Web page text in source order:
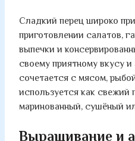
Сладкий перец широко
приготовлении салатов,
выпечки и
своему приятному вкусу
сочетается с мясом,
используется как свежий
маринованный, сушёный
Выращивание и